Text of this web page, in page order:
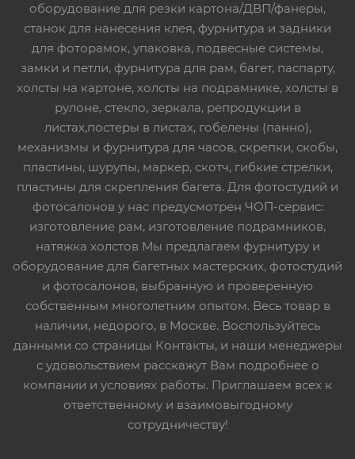
оборудование для резки картона/ДВП/фанеры,
станок для нанесения клея, фурнитура и задники
для фоторамок, упаковка, подвесные системы,
замки и петли, фурнитура для рам, багет, паспарту,
холсты на картоне, холсты на подрамнике, холсты в
рулоне, стекло, зеркала, репродукции в
листах,постеры в листах, гобелены (панно),
механизмы и фурнитура для часов, скрепки, скобы,
пластины, шурупы, маркер, скотч, гибкие стрелки,
пластины для скрепления багета. Для фотостудий и
фотосалонов у нас предусмотрен ЧОП-сервис:
изготовление рам, изготовление подрамников,
натяжка холстов Мы предлагаем фурнитуру и
оборудование для багетных мастерских, фотостудий
и фотосалонов, выбранную и проверенную
собственным многолетним опытом. Весь товар в
наличии, недорого, в Москве. Воспользуйтесь
данными со страницы Контакты, и наши менеджеры
с удовольствием расскажут Вам подробнее о
компании и условиях работы. Приглашаем всех к
ответственному и взаимовыгодному
сотрудничеству!